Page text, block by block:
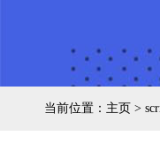
当前位置： 主页 >